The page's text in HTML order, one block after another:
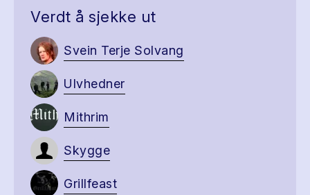
Verdt å sjekke ut
Svein Terje Solvang
Ulvhedner
Mithrim
Skygge
Grillfeast